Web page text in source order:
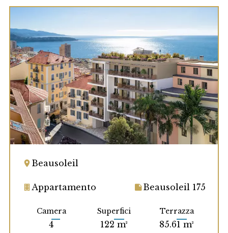
Beausoleil
Appartamento Beausoleil 175
Camera
4
Superfici
122 m²
Terrazza
85.61 m²